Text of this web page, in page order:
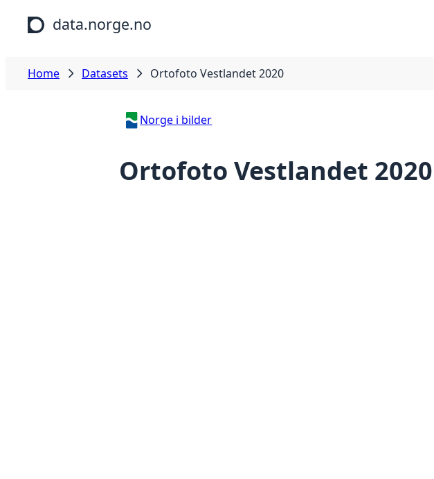
Skip to main content
data.norge.no
Home Datasets Ortofoto Vestlandet 2020
Norge i bilder
Ortofoto Vestlandet 2020